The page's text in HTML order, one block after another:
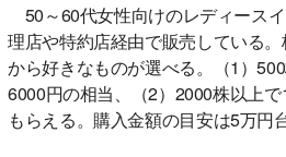
50～60代女性向けのレディース
理店や特約店経由で販売している
から好きなものが選べる。（1）
6000円の相当、（2）2000株以上
もらえる。購入金額の目安は5万円